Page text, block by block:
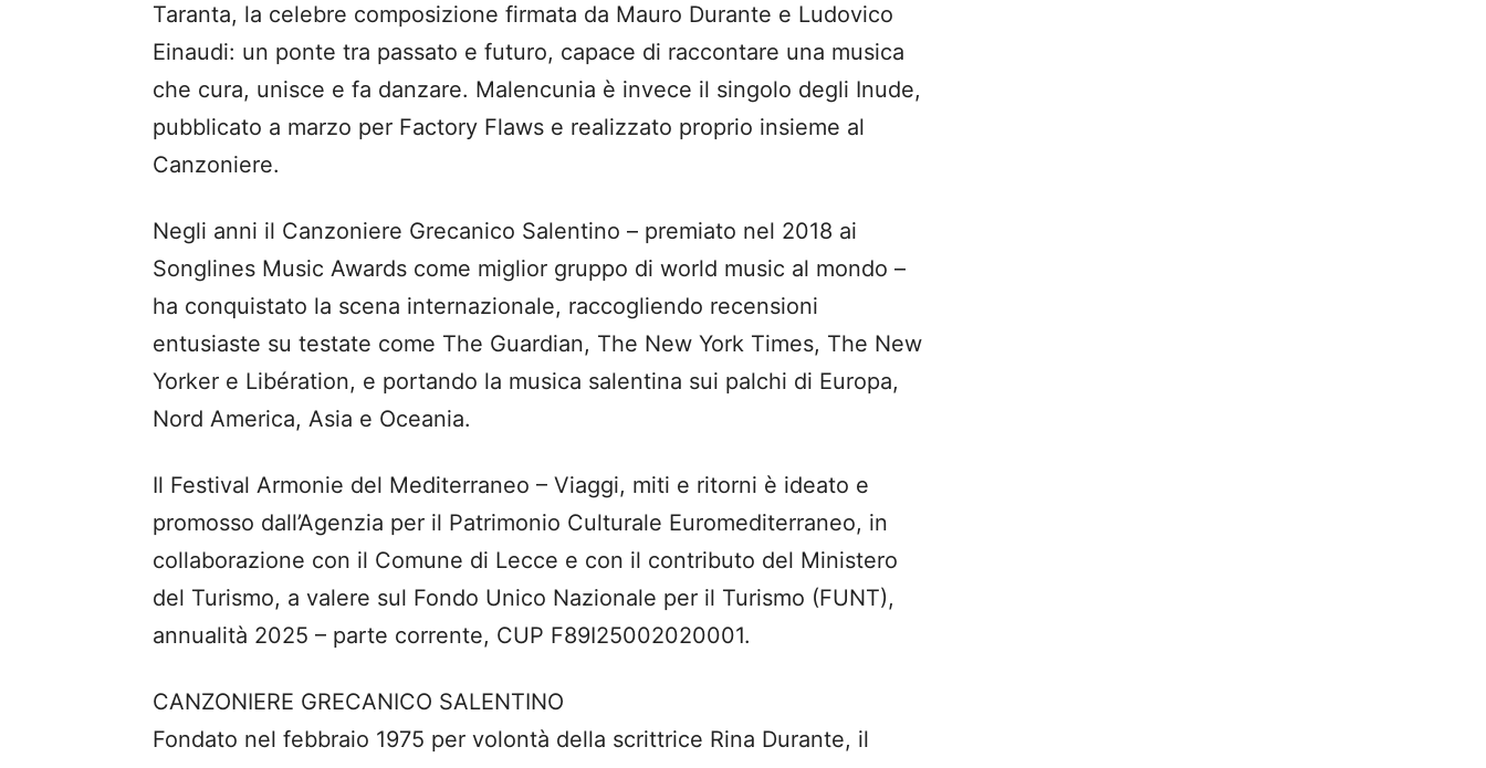
Taranta, la celebre composizione firmata da Mauro Durante e Ludovico
Einaudi: un ponte tra passato e futuro, capace di raccontare una musica
che cura, unisce e fa danzare. Malencunia è invece il singolo degli Inude,
pubblicato a marzo per Factory Flaws e realizzato proprio insieme al
Canzoniere.
Negli anni il Canzoniere Grecanico Salentino – premiato nel 2018 ai
Songlines Music Awards come miglior gruppo di world music al mondo –
ha conquistato la scena internazionale, raccogliendo recensioni
entusiaste su testate come The Guardian, The New York Times, The New
Yorker e Libération, e portando la musica salentina sui palchi di Europa,
Nord America, Asia e Oceania.
Il Festival Armonie del Mediterraneo – Viaggi, miti e ritorni è ideato e
promosso dall’Agenzia per il Patrimonio Culturale Euromediterraneo, in
collaborazione con il Comune di Lecce e con il contributo del Ministero
del Turismo, a valere sul Fondo Unico Nazionale per il Turismo (FUNT),
annualità 2025 – parte corrente, CUP F89I25002020001.
CANZONIERE GRECANICO SALENTINO
Fondato nel febbraio 1975 per volontà della scrittrice Rina Durante, il